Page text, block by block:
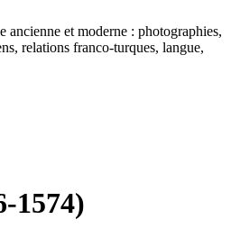
ancienne et moderne : photographies,
relations franco-turques, langue,
1574)